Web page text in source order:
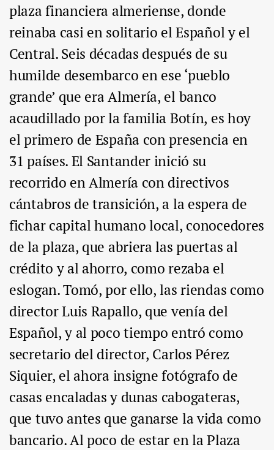
plaza financiera almeriense, donde
reinaba casi en solitario el Español y el
Central. Seis décadas después de su
humilde desembarco en ese ‘pueblo
grande’ que era Almería, el banco
acaudillado por la familia Botín, es hoy
el primero de España con presencia en
31 países. El Santander inició su
recorrido en Almería con directivos
cántabros de transición, a la espera de
fichar capital humano local, conocedores
de la plaza, que abriera las puertas al
crédito y al ahorro, como rezaba el
eslogan. Tomó, por ello, las riendas como
director Luis Rapallo, que venía del
Español, y al poco tiempo entró como
secretario del director, Carlos Pérez
Siquier, el ahora insigne fotógrafo de
casas encaladas y dunas cabogateras,
que tuvo antes que ganarse la vida como
bancario. Al poco de estar en la Plaza